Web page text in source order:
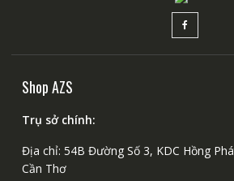
Shop AZS
Trụ sở chính:
Địa chỉ: 54B Đường Số 3, KDC Hồng
Cần Thơ